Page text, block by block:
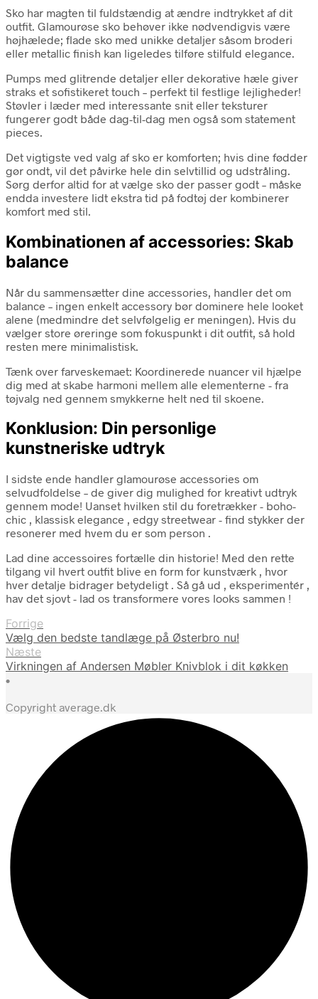
Sko har magten til fuldstændig at ændre indtrykket af dit
outfit. Glamourøse sko behøver ikke nødvendigvis være
højhælede; flade sko med unikke detaljer såsom broderi
eller metallic finish kan ligeledes tilføre stilfuld elegance.
Pumps med glitrende detaljer eller dekorative hæle giver
straks et sofistikeret touch – perfekt til festlige lejligheder!
Støvler i læder med interessante snit eller teksturer
fungerer godt både dag-til-dag men også som statement
pieces.
Det vigtigste ved valg af sko er komforten; hvis dine fødder
gør ondt, vil det påvirke hele din selvtillid og udstråling.
Sørg derfor altid for at vælge sko der passer godt – måske
endda investere lidt ekstra tid på fodtøj der kombinerer
komfort med stil.
Kombinationen af accessories: Skab
balance
Når du sammensætter dine accessories, handler det om
balance – ingen enkelt accessory bør dominere hele looket
alene (medmindre det selvfølgelig er meningen). Hvis du
vælger store øreringe som fokuspunkt i dit outfit, så hold
resten mere minimalistisk.
Tænk over farveskemaet: Koordinerede nuancer vil hjælpe
dig med at skabe harmoni mellem alle elementerne - fra
tøjvalg ned gennem smykkerne helt ned til skoene.
Konklusion: Din personlige
kunstneriske udtryk
I sidste ende handler glamourøse accessories om
selvudfoldelse – de giver dig mulighed for kreativt udtryk
gennem mode! Uanset hvilken stil du foretrækker - boho-
chic , klassisk elegance , edgy streetwear - find stykker der
resonerer med hvem du er som person .
Lad dine accessoires fortælle din historie! Med den rette
tilgang vil hvert outfit blive en form for kunstværk , hvor
hver detalje bidrager betydeligt . Så gå ud , eksperimentér ,
hav det sjovt - lad os transformere vores looks sammen !
Forrige
Vælg den bedste tandlæge på Østerbro nu!
Næste
Virkningen af Andersen Møbler Knivblok i dit køkken
•
Copyright average.dk